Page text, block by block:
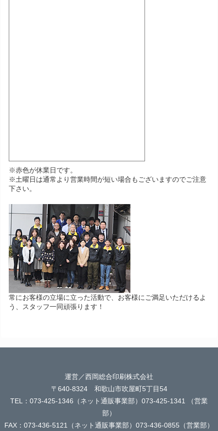
※赤色が休業日です。
※土曜日は通常より営業時間が短い場合もございますのでご注意
下さい。
常にお客様の立場に立った活動で、お客様にご満足いただけるよ
う、スタッフ一同頑張ります！
運営／西岡総合印刷株式会社
〒640-8324 和歌山市吹屋町5丁目54
TEL：073-425-1346（ネット通販事業部）073-425-1341 （営業
部）
FAX：073-436-5121（ネット通販事業部）073-436-0855（営業部）